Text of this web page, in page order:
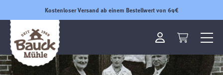
Kostenloser Versand ab einem Bestellwert von 69€